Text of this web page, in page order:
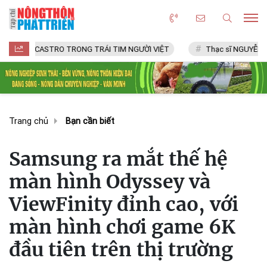
TRONG TRÁI TIM NGƯỜI VIỆT Thạc sĩ NGUYỄN VĂN CHÍ
Trang chủ Bạn cần biết
Samsung ra mắt thế hệ
màn hình Odyssey và
ViewFinity đỉnh cao, với
màn hình chơi game 6K
đầu tiên trên thị trường